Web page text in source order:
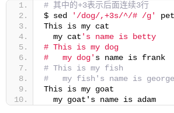
# 其中的+3表示后面连续3行
$ sed
'/dog/,+3s/^/# /g'
This is my cat
  my cat
's name is betty
# This is my dog
#   my dog' s name is frank
# This is my fish
#   my fish's name is george
This is my goat
  my goat's name is adam